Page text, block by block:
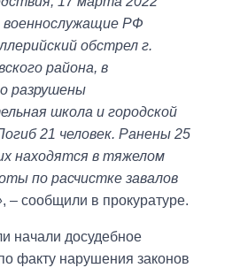
военнослужащие РФ
обстрел г.
района, в
разрушены
школа и городской
21 человек. Ранены 25
находятся в тяжелом
по расчистке завалов
, – сообщили в прокуратуре.
начали досудебное
факту нарушения законов